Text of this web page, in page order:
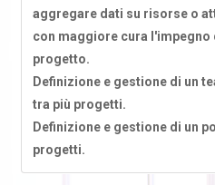
aggregare dati su risorse o
con maggiore cura l'impegno
progetto.
Definizione e gestione di un
tra più progetti.
Definizione e gestione di un
progetti.